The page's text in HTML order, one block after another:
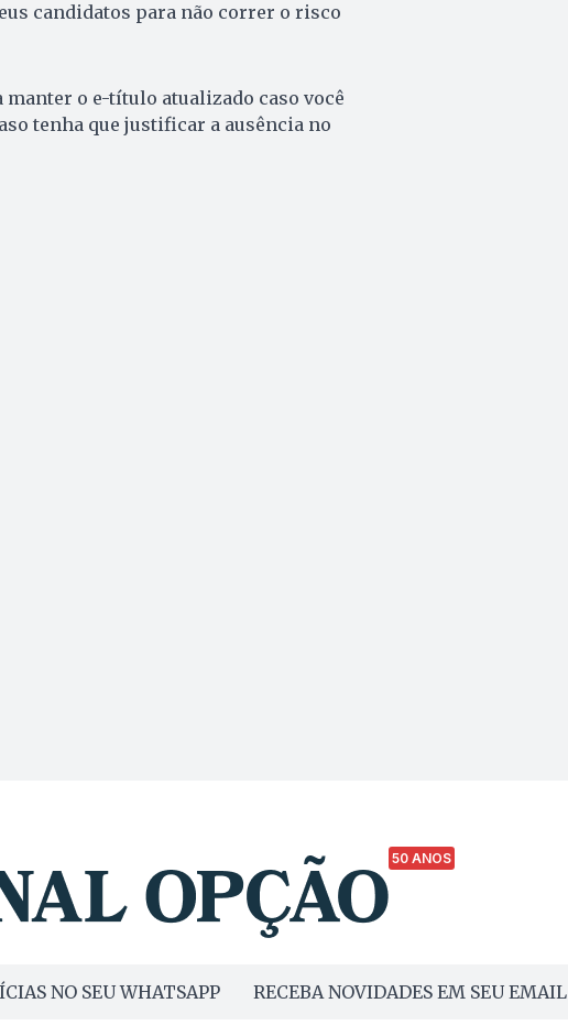
candidatos para não correr o risco
o e-título atualizado caso você
tenha que justificar a ausência no
50 ANOS
NO SEU WHATSAPP RECEBA NOVIDADES EM SEU EMAIL